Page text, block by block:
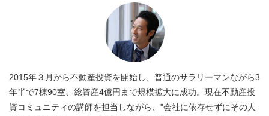
2015年３月から不動産投資を開始し、普通のサラリーマンながら3
年半で7棟90室、総資産4億円まで規模拡大に成功。現在不動産投
資コミュニティの講師を担当しながら、"会社に依存せずにその人